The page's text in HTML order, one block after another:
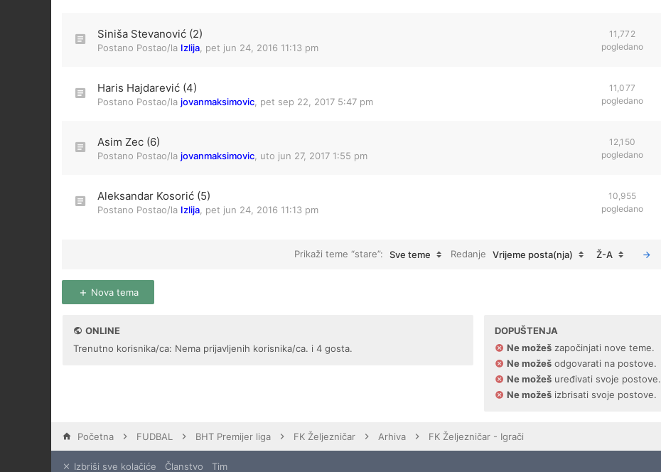
Siniša Stevanović (2)
Postano Postao/la Izlija pet jun 24, 2016 11:13 pm
11,772
pogledano
Haris Hajdarević (4)
Postano Postao/la jovanmaksimovic pet sep 22, 2017 5:47 pm
11,077
pogledano
Asim Zec (6)
Postano Postao/la jovanmaksimovic uto jun 27, 2017 1:55 pm
12,150
pogledano
Aleksandar Kosorić (5)
Postano Postao/la Izlija pet jun 24, 2016 11:13 pm
10,955
pogledano
Prikaži teme “stare”: Sve teme Redanje Vrijeme posta(nja) Ž-A
Nova tema
ONLINE
Trenutno korisnika/ca: Nema prijavljenih korisnika/ca. i 4 gosta.
DOPUŠTENJA
Ne možešzapočinjati nove teme.
Ne možešodgovarati na postove.
Ne možešuređivati svoje postove.
Ne možešizbrisati svoje postove.
Početna FUDBAL BHT Premijer liga FK Željezničar Arhiva FK Željezničar - Igrači
Izbriši sve kolačiće Članstvo Tim